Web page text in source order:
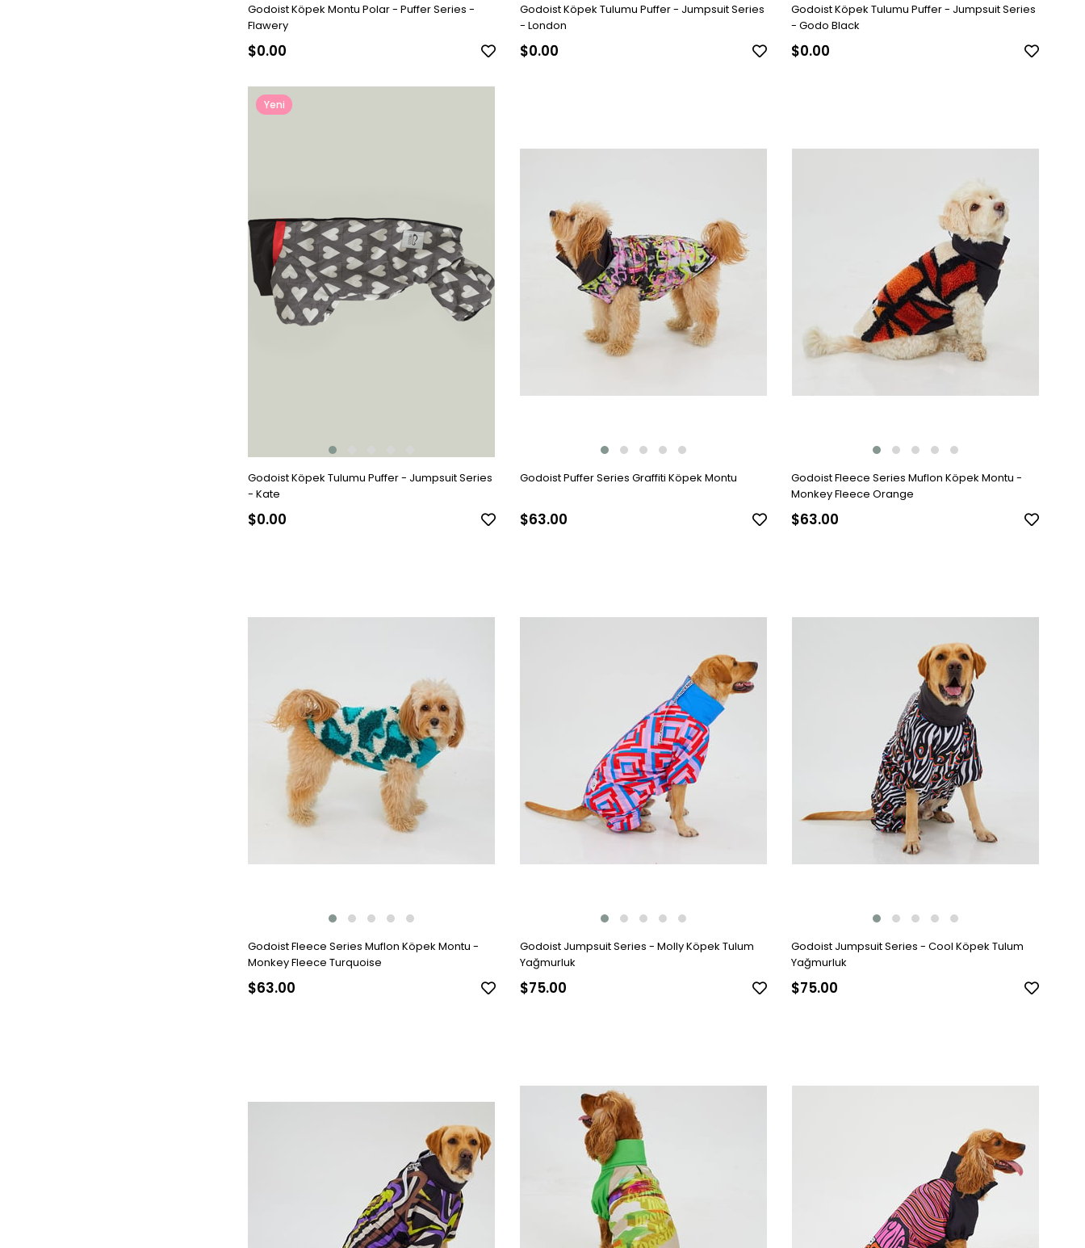
Godoist Köpek Montu Polar - Puffer Series -
Flawery
$0.00
Godoist Köpek Tulumu Puffer - Jumpsuit Series
- London
$0.00
Godoist Köpek Tulumu Puffer - Jumpsuit Series
- Godo Black
$0.00
Godoist Köpek Tulumu Puffer - Jumpsuit Series
- Kate
$0.00
Yeni
Godoist Puffer Series Graffiti Köpek Montu
$63.00
Godoist Fleece Series Muflon Köpek Montu -
Monkey Fleece Orange
$63.00
Godoist Fleece Series Muflon Köpek Montu -
Monkey Fleece Turquoise
$63.00
Godoist Jumpsuit Series - Molly Köpek Tulum
Yağmurluk
$75.00
Godoist Jumpsuit Series - Cool Köpek Tulum
Yağmurluk
$75.00